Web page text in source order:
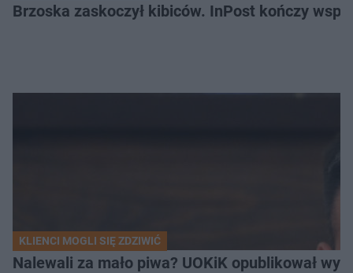
Brzoska zaskoczył kibiców. InPost kończy
KLIENCI MOGLI SIĘ ZDZIWIĆ
Nalewali za mało piwa? UOKiK opublikował